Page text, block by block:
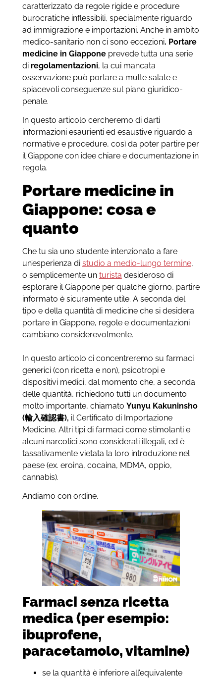
caratterizzato da regole rigide e procedure
burocratiche inflessibili, specialmente riguardo
ad immigrazione e importazioni. Anche in ambito
medico-sanitario non ci sono eccezioni. Portare
medicine in Giapponeprevede tutta una serie
di regolamentazioni, la cui mancata
osservazione può portare a multe salate e
spiacevoli conseguenze sul piano giuridico-
penale.
In questo articolo cercheremo di darti
informazioni esaurienti ed esaustive riguardo a
normative e procedure, così da poter partire per
il Giappone con idee chiare e documentazione in
regola.
Portare medicine in
Giappone: cosa e
quanto
Che tu sia uno studente intenzionato a fare
un’esperienza di studio a medio-lungo termine,
o semplicemente un turista desideroso di
esplorare il Giappone per qualche giorno, partire
informato è sicuramente utile. A seconda del
tipo e della quantità di medicine che si desidera
portare in Giappone, regole e documentazioni
cambiano considerevolmente.
In questo articolo ci concentreremo su farmaci
generici (con ricetta e non), psicotropi e
dispositivi medici, dal momento che, a seconda
delle quantità, richiedono tutti un documento
molto importante, chiamato Yunyu Kakuninsho
(輸入確認書), il Certificato di Importazione
Medicine. Altri tipi di farmaci come stimolanti e
alcuni narcotici sono considerati illegali, ed è
tassativamente vietata la loro introduzione nel
paese (ex. eroina, cocaina, MDMA, oppio,
cannabis).
Andiamo con ordine.
Farmaci senza ricetta
medica (per esempio:
ibuprofene,
paracetamolo, vitamine)
se la quantità è inferiore all’equivalente